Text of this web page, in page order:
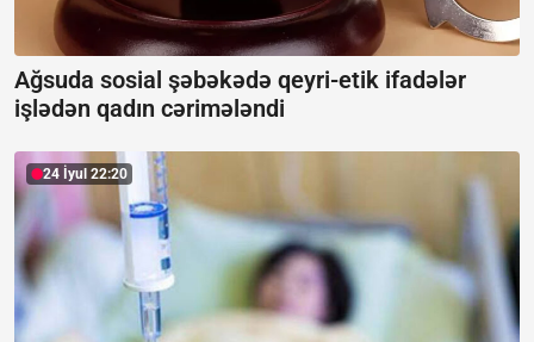
Ağsuda sosial şəbəkədə qeyri-etik ifadələr
işlədən qadın cərimələndi
24 İyul 22:20